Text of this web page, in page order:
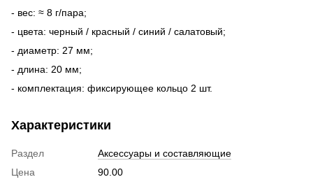
- вес: ≈ 8 г/пара;
- цвета: черный / красный / синий / салатовый;
- диаметр: 27 мм;
- длина: 20 мм;
- комплектация: фиксирующее кольцо 2 шт.
Характеристики
Раздел
Аксессуары и составляющие
Цена
90.00